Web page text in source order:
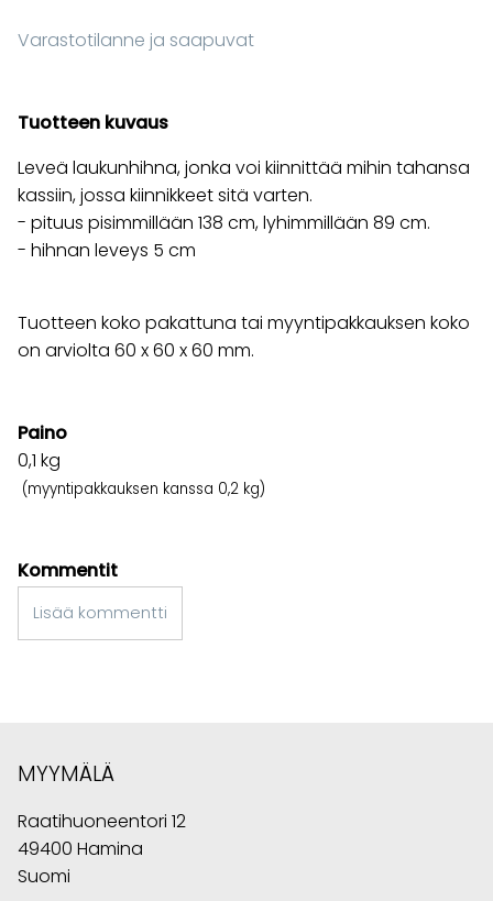
Varastotilanne ja saapuvat
Tuotteen kuvaus
Leveä laukunhihna, jonka voi kiinnittää mihin tahansa
kassiin, jossa kiinnikkeet sitä varten.
- pituus pisimmillään 138 cm, lyhimmillään 89 cm.
- hihnan leveys 5 cm
Tuotteen koko pakattuna tai myyntipakkauksen koko
on arviolta 60 x 60 x 60 mm.
Paino
0,1 kg
(myyntipakkauksen kanssa 0,2 kg)
Kommentit
Lisää kommentti
MYYMÄLÄ
Raatihuoneentori 12
49400 Hamina
Suomi